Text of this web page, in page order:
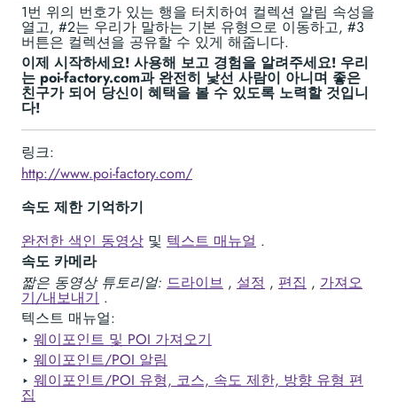
1번 위의 번호가 있는 행을 터치하여 컬렉션 알림 속성을
열고, #2는 우리가 말하는 기본 유형으로 이동하고, #3
버튼은 컬렉션을 공유할 수 있게 해줍니다.
이제 시작하세요! 사용해 보고 경험을 알려주세요! 우리
는 poi-factory.com과 완전히 낯선 사람이 아니며 좋은
친구가 되어 당신이 혜택을 볼 수 있도록 노력할 것입니
다!
링크:
http://www.poi-factory.com/
속도 제한 기억하기
완전한 색인 동영상 및 텍스트 매뉴얼 .
속도 카메라
짧은 동영상 튜토리얼: 드라이브 , 설정 , 편집 , 가져오
기/내보내기 .
텍스트 매뉴얼:
‣ 웨이포인트 및 POI 가져오기
‣ 웨이포인트/POI 알림
‣ 웨이포인트/POI 유형, 코스, 속도 제한, 방향 유형 편
집